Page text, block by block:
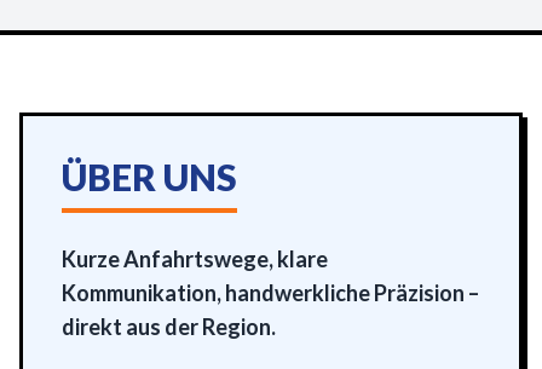
ÜBER UNS
Kurze Anfahrtswege, klare
Kommunikation, handwerkliche Präzision –
direkt aus der Region.